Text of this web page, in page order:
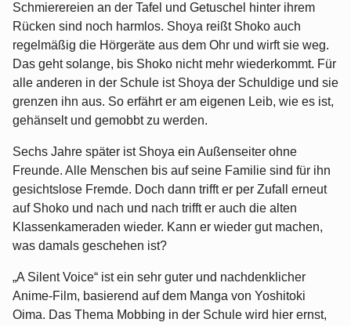
Schmierereien an der Tafel und Getuschel hinter ihrem
Rücken sind noch harmlos. Shoya reißt Shoko auch
regelmäßig die Hörgeräte aus dem Ohr und wirft sie weg.
Das geht solange, bis Shoko nicht mehr wiederkommt. Für
alle anderen in der Schule ist Shoya der Schuldige und sie
grenzen ihn aus. So erfährt er am eigenen Leib, wie es ist,
gehänselt und gemobbt zu werden.
Sechs Jahre später ist Shoya ein Außenseiter ohne
Freunde. Alle Menschen bis auf seine Familie sind für ihn
gesichtslose Fremde. Doch dann trifft er per Zufall erneut
auf Shoko und nach und nach trifft er auch die alten
Klassenkameraden wieder. Kann er wieder gut machen,
was damals geschehen ist?
„A Silent Voice“ ist ein sehr guter und nachdenklicher
Anime-Film, basierend auf dem Manga von Yoshitoki
Oima. Das Thema Mobbing in der Schule wird hier ernst,